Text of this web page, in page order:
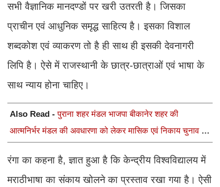
सभी वैज्ञानिक मानदण्डों पर खरी उतरती है। जिसका
प्राचीन एवं आधुनिक समृद्ध साहित्य है। इसका विशाल
शब्दकोश एवं व्याकरण तो है ही साथ ही इसकी देवनागरी
लिपि है। ऐसे में राजस्थानी के छात्र-छात्राओं एवं भाषा के
साथ न्याय होना चाहिए।
Also Read -पुराना शहर मंडल भाजपा बीकानेर शहर की
आत्मनिर्भर मंडल की अवधारणा को लेकर मासिक एवं निकाय चुनाव की
रंगा का कहना है, ज्ञात हुआ है कि केन्द्रीय विश्वविद्यालय में
मराठीभाषा का संकाय खोलने का प्रस्ताव रखा गया है। ऐसी